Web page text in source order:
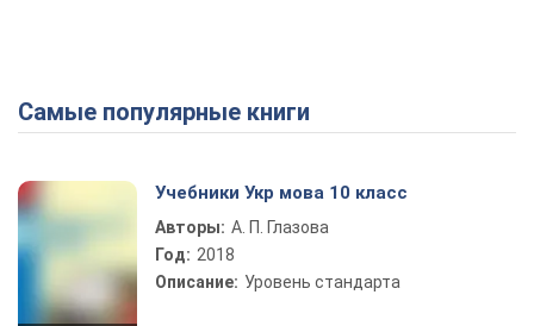
Самые популярные книги
Учебники Укр мова 10 класс
Авторы: А. П. Глазова
Год: 2018
Описание: Уровень стандарта